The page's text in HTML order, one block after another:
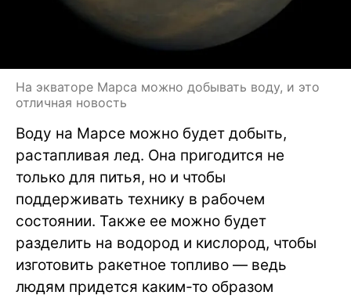
На экваторе Марса можно добывать воду, и это
отличная новость
Воду на Марсе можно будет добыть,
растапливая лед. Она пригодится не
только для питья, но и чтобы
поддерживать технику в рабочем
состоянии. Также ее можно будет
разделить на водород и кислород, чтобы
изготовить ракетное топливо — ведь
людям придется каким-то образом